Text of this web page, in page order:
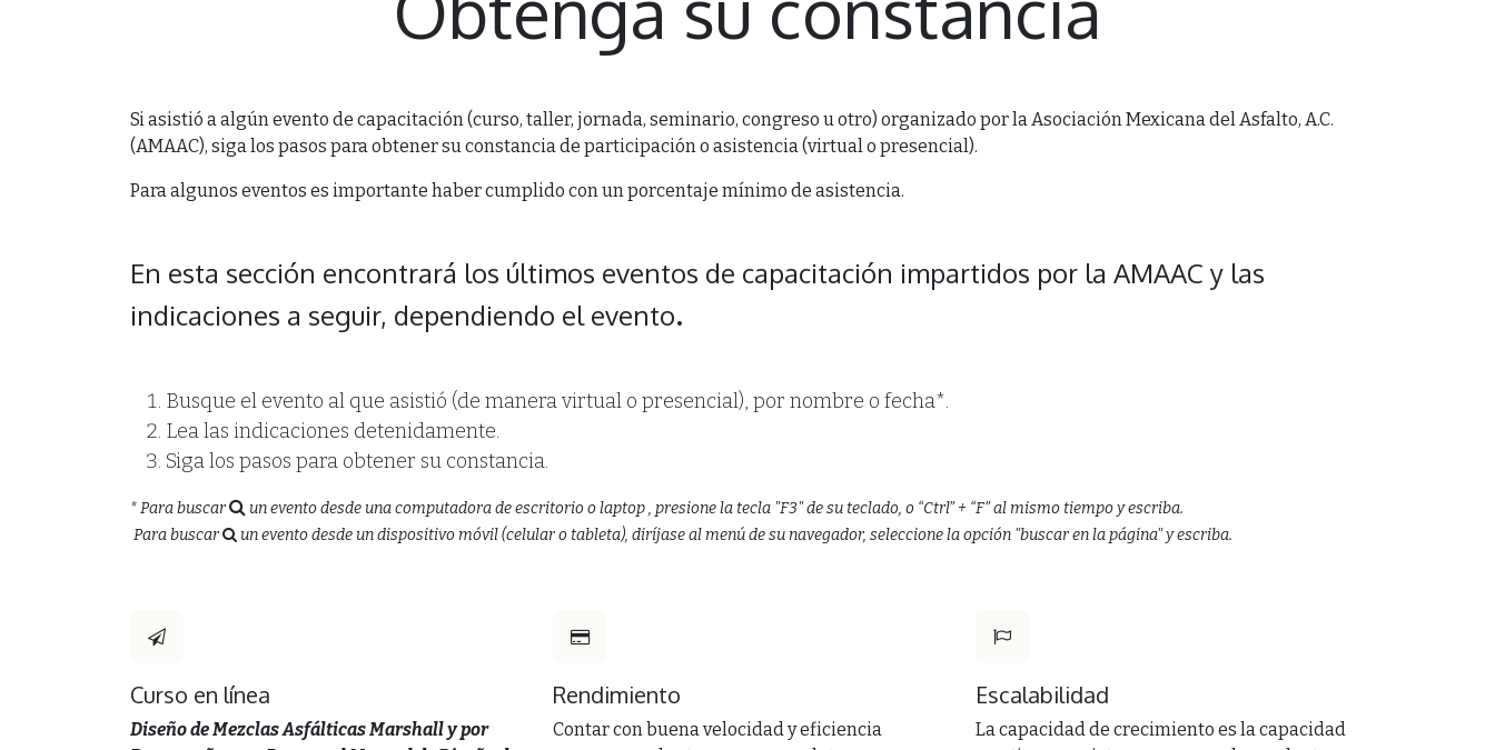
Si asistió a algún evento de capacitación (curso, taller, jornada, seminario, congreso u otro) organizado por la Asociación Mexicana del Asfalto, A.C.
(AMAAC), siga los pasos para obtener su constancia de participación o asistencia (virtual o presencial).
Para algunos eventos es importante haber cumplido con un porcentaje mínimo de asistencia.
En esta sección encontrará los últimos eventos de capacitación impartidos por la AMAAC y las
indicaciones a seguir, dependiendo el evento.
Busque el evento al que asistió (de manera virtual o presencial), por nombre o fecha*.
Lea las indicaciones detenidamente.
Siga los pasos para obtener su constancia.
* Para buscar
un evento desde una computadora de escritorio o laptop , presione la tecla "F3" de su teclado, o “​Ctrl” + “​F” al mismo tiempo y escriba.
Para buscar
un evento desde un dispositivo móvil (celular o tableta), diríjase al menú de su navegador, seleccione la opción "buscar en la página" y escriba.
Curso en línea
Diseño de Mezclas Asfálticas Marshall y por
Rendimiento
Contar con buena velocidad y eficiencia
Escalabilidad
La capacidad de crecimiento es la capacidad